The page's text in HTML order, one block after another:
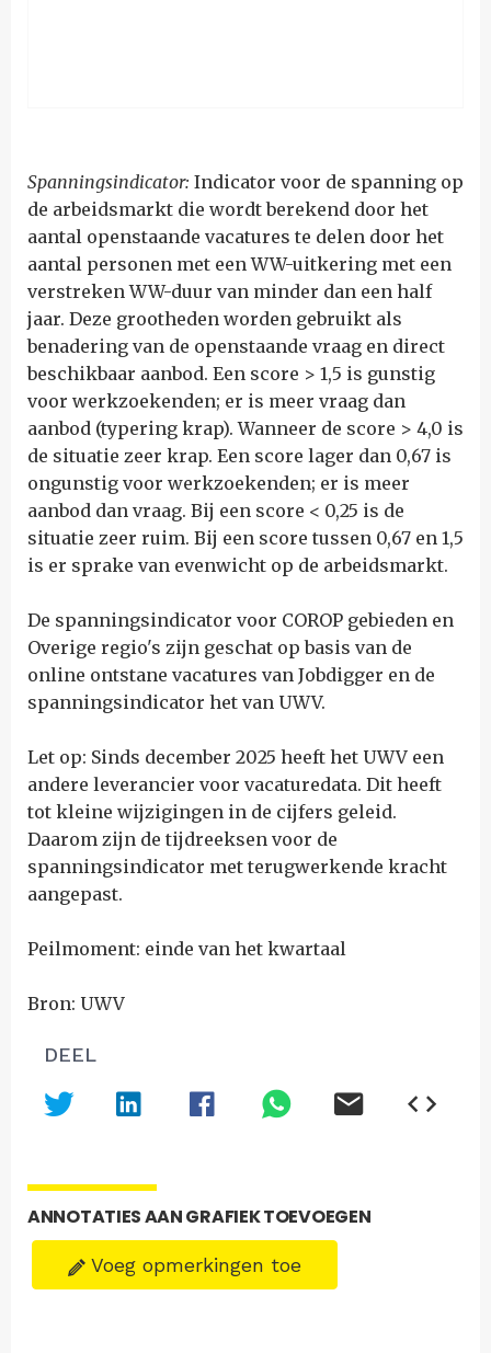
Spanningsindicator: Indicator voor de spanning op
de arbeidsmarkt die wordt berekend door het
aantal openstaande vacatures te delen door het
aantal personen met een WW-uitkering met een
verstreken WW-duur van minder dan een half
jaar. Deze grootheden worden gebruikt als
benadering van de openstaande vraag en direct
beschikbaar aanbod. Een score > 1,5 is gunstig
voor werkzoekenden; er is meer vraag dan
aanbod (typering krap). Wanneer de score > 4,0 is
de situatie zeer krap. Een score lager dan 0,67 is
ongunstig voor werkzoekenden; er is meer
aanbod dan vraag. Bij een score < 0,25 is de
situatie zeer ruim. Bij een score tussen 0,67 en 1,5
is er sprake van evenwicht op de arbeidsmarkt.
De spanningsindicator voor COROP gebieden en
Overige regio's zijn geschat op basis van de
online ontstane vacatures van Jobdigger en de
spanningsindicator het van UWV.
Let op: Sinds december 2025 heeft het UWV een
andere leverancier voor vacaturedata. Dit heeft
tot kleine wijzigingen in de cijfers geleid.
Daarom zijn de tijdreeksen voor de
spanningsindicator met terugwerkende kracht
aangepast.
Peilmoment: einde van het kwartaal
Bron: UWV
DEEL
ANNOTATIES AAN GRAFIEK TOEVOEGEN
Voeg opmerkingen toe